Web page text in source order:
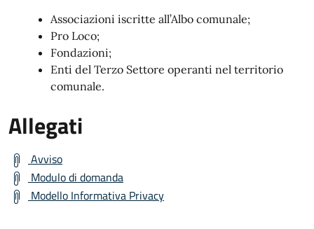
Associazioni iscritte all’Albo comunale;
Pro Loco;
Fondazioni;
Enti del Terzo Settore operanti nel territorio
comunale.
Allegati
Avviso
Modulo di domanda
Modello Informativa Privacy